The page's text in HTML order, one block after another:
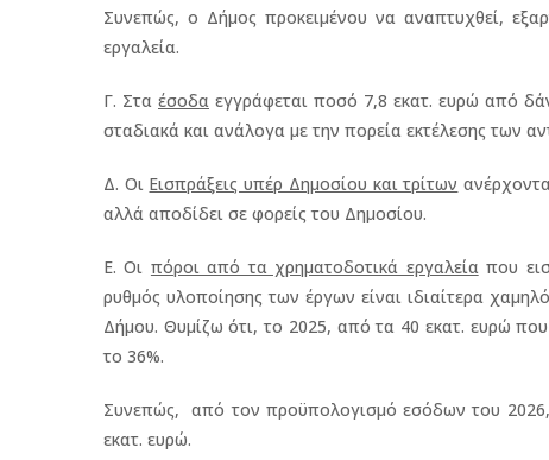
Συνεπώς, ο Δήμος προκειμένου να αναπτυχθεί,
εργαλεία.
Γ. Στα έσοδα εγγράφεται ποσό 7,8 εκατ. ευρώ από
σταδιακά και ανάλογα με την πορεία εκτέλεσης των
Δ. Οι Εισπράξεις υπέρ Δημοσίου και τρίτων
αλλά αποδίδει σε φορείς του Δημοσίου.
Ε. Οι πόροι από τα χρηματοδοτικά εργαλεία που
ρυθμός υλοποίησης των έργων είναι ιδιαίτερα
Δήμου. Θυμίζω ότι, το 2025, από τα 40 εκατ. ευρώ
το 36%.
Συνεπώς, από τον προϋπολογισμό εσόδων του 2026,
εκατ. ευρώ.